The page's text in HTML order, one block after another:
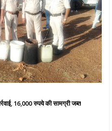
16,000 रुपये की सामग्री जब्त